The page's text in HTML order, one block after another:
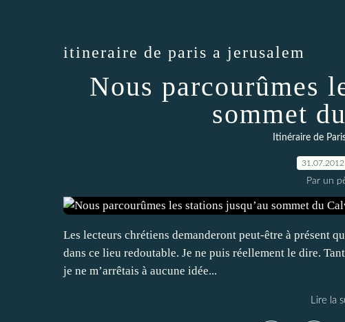
itineraire de paris a jerusalem
Nous parcourûmes
sommet
Itinéraire de
31.07.2012
Par un
Les lecteurs chrétiens demanderont peut-être à présent
dans ce lieu redoutable. Je ne puis réellement le dire.
je ne m’arrêtais à aucune idée...
Lire la